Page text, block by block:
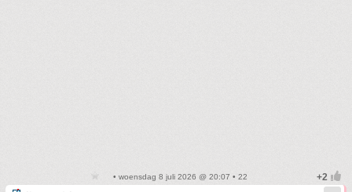
• woensdag 8 juli 2026 @ 20:07 • 22